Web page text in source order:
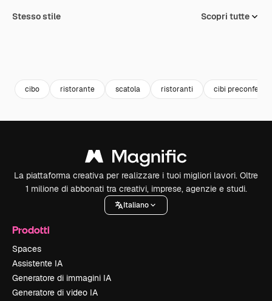
Stesso stile Scopri tutte
cibo ristorante scatola ristoranti cibi
La piattaforma creativa per realizzare i tuoi migliori lavori. Oltre
1 milione di abbonati tra creativi, imprese, agenzie e studi.
Italiano
Prodotti
Spaces
Assistente IA
Generatore di immagini IA
Generatore di video IA